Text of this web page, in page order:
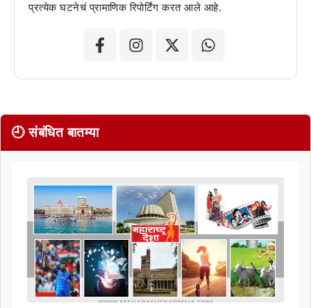
प्रत्येक घटनेचं प्रामाणिक रिपोर्टिंग करत आले आहे.
🕘 संबंधित बातम्या